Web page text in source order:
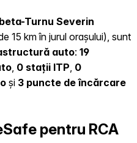
Turnu Severin
15 km în jurul orașului), sunt
auto: 19
, 0 stații ITP, 0
și 3 puncte de încărcare
pentru RCA